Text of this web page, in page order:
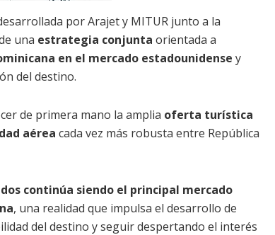
por Arajet y MITUR junto a la
una estrategia conjunta orientada a
en el mercado estadounidense y
del destino.
de primera mano la amplia oferta turística
aérea cada vez más robusta entre República
continúa siendo el principal mercado
, una realidad que impulsa el desarrollo de
del destino y seguir despertando el interés